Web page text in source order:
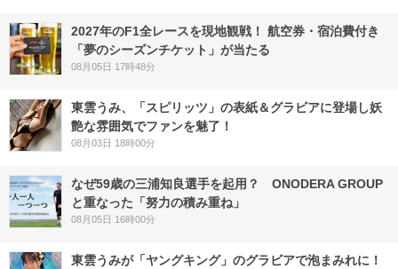
2027年のF1全レースを現地観戦！ 航空券・宿泊費付き
「夢のシーズンチケット」が当たる
08月05日 17時48分
東雲うみ、「スピリッツ」の表紙＆グラビアに登場し妖
艶な雰囲気でファンを魅了！
08月03日 18時00分
なぜ59歳の三浦知良選手を起用？ ONODERA GROUP
と重なった「努力の積み重ね」
08月05日 16時00分
東雲うみが「ヤングキング」のグラビアで泡まみれに！